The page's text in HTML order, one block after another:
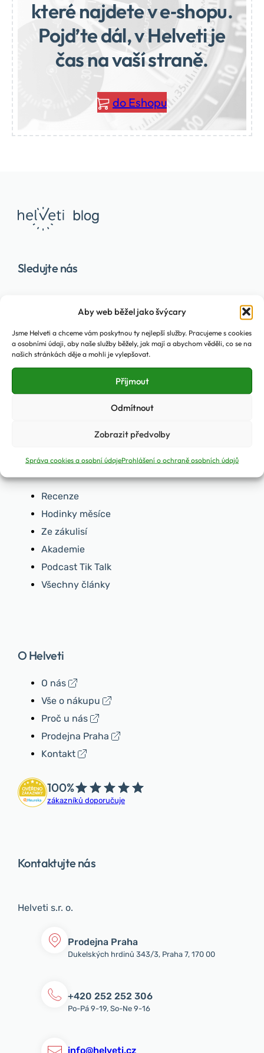
Aby web běžel jako švýcary
Jsme Helveti a chceme vám poskytnou ty nejlepší služby. Pracujeme s cookies
a osobními údaji, aby naše služby běžely, jak mají a abychom věděli, co se na
našich stránkách děje a mohli je vylepšovat.
Příjmout
Odmítnout
Zobrazit předvolby
Správa cookies a osobní údajeProhlášení o ochraně osobních údajů
které najdete v e‑shopu.
Pojďte dál, v Helveti je
čas na vaší straně.
do Eshopu
Sledujte nás
Podcast Tik Talk
Hodinářská témata
Recenze
Hodinky měsíce
Ze zákulisí
Akademie
Podcast Tik Talk
Všechny články
O Helveti
O nás
Vše o nákupu
Proč u nás
Prodejna Praha
Kontakt
100%
zákazníků doporučuje
Kontaktujte nás
Helveti s.r. o.
Prodejna Praha
Dukelských hrdinů 343/3, Praha 7, 170 00
+420 252 252 306
Po-Pá 9-19, So-Ne 9-16
info@helveti.cz